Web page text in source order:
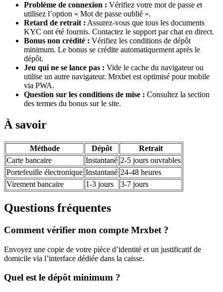
Problème de connexion : Vérifiez votre mot de passe et
utilisez l’option « Mot de passe oublié ».
Retard de retrait : Assurez-vous que tous les documents
KYC ont été fournis. Contactez le support par chat en direct.
Bonus non crédité : Vérifiez les conditions de dépôt
minimum. Le bonus se crédite automatiquement après le
dépôt.
Jeu qui ne se lance pas : Vide le cache du navigateur ou
utilise un autre navigateur. Mrxbet est optimisé pour mobile
via PWA.
Question sur les conditions de mise : Consultez la section
des termes du bonus sur le site.
À savoir
Méthode Dépôt
Retrait
Carte bancaire
Instantané 2-5 jours ouvrables
Portefeuille électronique Instantané 24-48 heures
Virement bancaire
1-3 jours 3-7 jours
Questions fréquentes
Comment vérifier mon compte Mrxbet ?
Envoyez une copie de votre pièce d’identité et un justificatif de
domicile via l’interface dédiée dans la caisse.
Quel est le dépôt minimum ?